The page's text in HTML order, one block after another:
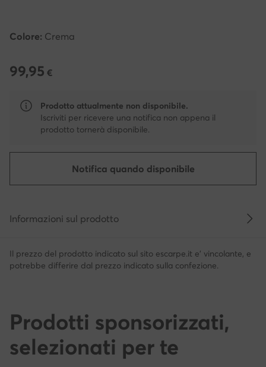
Colore: Crema
99,95 €
99,95 €
Prodotto attualmente non disponibile.
Iscriviti per ricevere una notifica non appena il
prodotto tornerà disponibile.
Notifica quando disponibile
Informazioni sul prodotto
Il prezzo del prodotto indicato sul sito escarpe.it e' vincolante, e
potrebbe differire dal prezzo indicato sulla confezione.
Prodotti sponsorizzati,
selezionati per te